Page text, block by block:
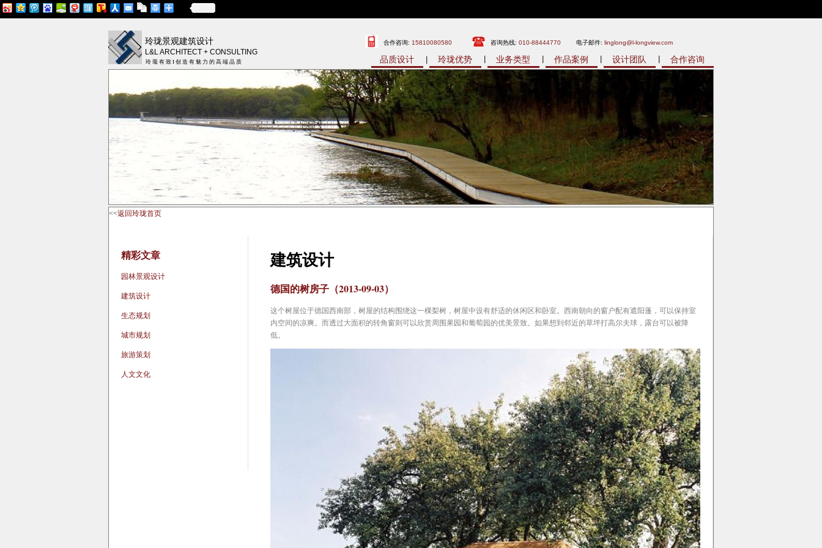
玲珑景观建筑设计
L&L ARCHITECT + CONSULTING
玲 瓏 有 致 I 创 造 有 魅 力 的 高 端 品 质
合作咨询: 15810080580 咨询热线: 010-88444770 电子邮件: linglong@l-longview.com
品质设计 玲珑优势 业务类型 作品案例 设计团队 合作咨询
<<返回玲珑首页
精彩文章
园林景观设计
建筑设计
生态规划
城市规划
旅游策划
人文文化
建筑设计
德国的树房子（2013-09-03）
这个树屋位于德国西南部，树屋的结构围绕这一棵梨树，树屋中设有舒适的休闲区和卧室。西南朝向的窗户配有遮阳蓬，可以保持室
内空间的凉爽。而透过大面积的转角窗则可以欣赏周围果园和葡萄园的优美景致。如果想到邻近的草坪打高尔夫球，露台可以被降
低。